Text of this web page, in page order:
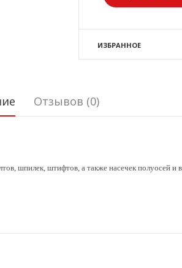
ИЗБРАННОЕ
Отзывов (0)
шпилек, штифтов, а также насечек полуосей и